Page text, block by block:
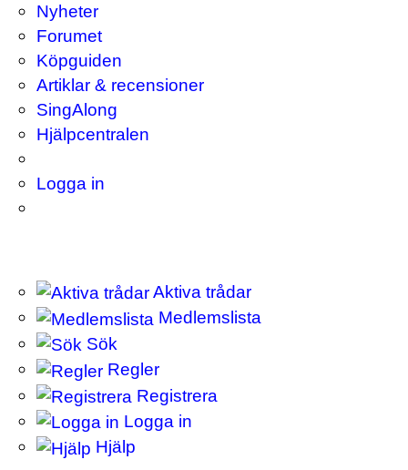
Nyheter
Forumet
Köpguiden
Artiklar & recensioner
SingAlong
Hjälpcentralen
Logga in
Aktiva trådar
Medlemslista
Sök
Regler
Registrera
Logga in
Hjälp